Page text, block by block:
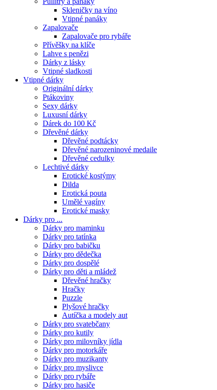
Skleničky na víno
Vtipné panáky
Zapalovače
Zapalovače pro rybáře
Přívěšky na klíče
Lahve s penězi
Dárky z lásky
Vtipné sladkosti
Vtipné dárky
Originální dárky
Ptákoviny
Sexy dárky
Luxusní dárky
Dárek do 100 Kč
Dřevěné dárky
Dřevěné podtácky
Dřevěné narozeninové medaile
Dřevěné cedulky
Lechtivé dárky
Erotické kostýmy
Dilda
Erotická pouta
Umělé vagíny
Erotické masky
Dárky pro ...
Dárky pro maminku
Dárky pro tatínka
Dárky pro babičku
Dárky pro dědečka
Dárky pro dospělé
Dárky pro děti a mládež
Dřevěné hračky
Hračky
Puzzle
Plyšové hračky
Autíčka a modely aut
Dárky pro svatebčany
Dárky pro kutily
Dárky pro milovníky jídla
Dárky pro motorkáře
Dárky pro muzikanty
Dárky pro myslivce
Dárky pro rybáře
Dárky pro hasiče